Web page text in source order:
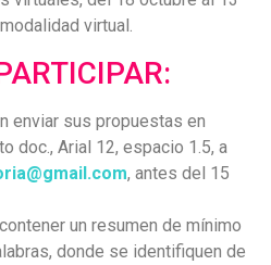
virtual.
enviar sus propuestas en
doc., Arial 12, espacio 1.5, a
, antes del 15
un resumen de mínimo
donde se identifiquen de